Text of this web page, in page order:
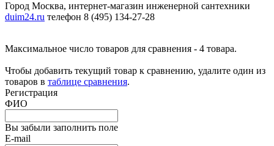
Город Москва, интернет-магазин инженерной сантехники
duim24.ru телефон 8 (495) 134-27-28
Максимальное число товаров для сравнения - 4 товара.
Чтобы добавить текущий товар к сравнению, удалите один из
товаров в таблице сравнения.
Регистрация
ФИО
Вы забыли заполнить поле
E-mail